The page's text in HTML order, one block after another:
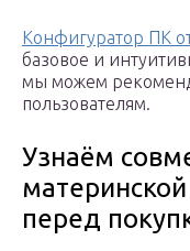
Конфигуратор ПК
базовое и
мы можем
пользователям.
Узнаём
перед